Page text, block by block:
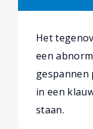
Het
een
gespannen
in een
staan.